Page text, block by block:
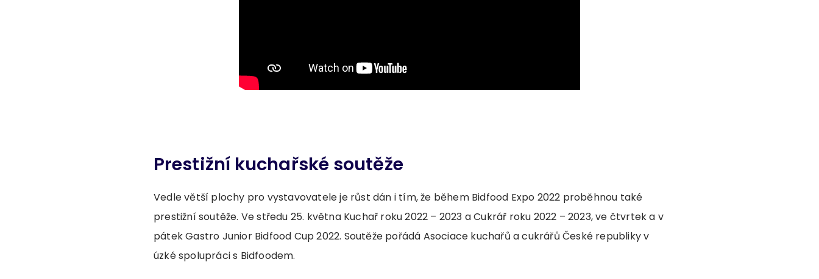
Prestižní kuchařské soutěže
Vedle větší plochy pro vystavovatele je růst dán i tím, že během Bidfood Expo 2022 proběhnou také
prestižní soutěže. Ve středu 25. května Kuchař roku 2022 – 2023 a Cukrář roku 2022 – 2023, ve čtvrtek a v
pátek Gastro Junior Bidfood Cup 2022. Soutěže pořádá Asociace kuchařů a cukrářů České republiky v
úzké spolupráci s Bidfoodem.